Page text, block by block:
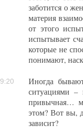
заботится о
материя
от этого
испытывает
которые не
понимают,
Иногда
ситуациями –
привычная…
этом? Вот вы,
зависит?